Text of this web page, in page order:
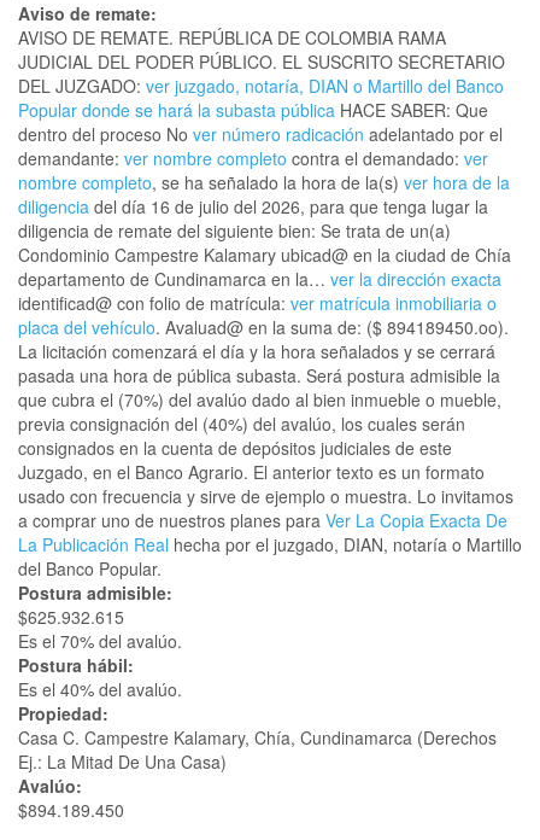
Aviso de remate:
AVISO DE REMATE. REPÚBLICA DE COLOMBIA RAMA
JUDICIAL DEL PODER PÚBLICO. EL SUSCRITO SECRETARIO
DEL JUZGADO: ver juzgado, notaría, DIAN o Martillo del Banco
Popular donde se hará la subasta pública HACE SABER: Que
dentro del proceso No ver número radicación adelantado por el
demandante: ver nombre completo contra el demandado: ver
nombre completo, se ha señalado la hora de la(s) ver hora de la
diligencia del día 16 de julio del 2026, para que tenga lugar la
diligencia de remate del siguiente bien: Se trata de un(a)
Condominio Campestre Kalamary ubicad@ en la ciudad de Chía
departamento de Cundinamarca en la… ver la dirección exacta
identificad@ con folio de matrícula: ver matrícula inmobiliaria o
placa del vehículo. Avaluad@ en la suma de: ($ 894189450.oo).
La licitación comenzará el día y la hora señalados y se cerrará
pasada una hora de pública subasta. Será postura admisible la
que cubra el (70%) del avalúo dado al bien inmueble o mueble,
previa consignación del (40%) del avalúo, los cuales serán
consignados en la cuenta de depósitos judiciales de este
Juzgado, en el Banco Agrario. El anterior texto es un formato
usado con frecuencia y sirve de ejemplo o muestra. Lo invitamos
a comprar uno de nuestros planes para Ver La Copia Exacta De
La Publicación Real hecha por el juzgado, DIAN, notaría o Martillo
del Banco Popular.
Postura admisible:
$625.932.615
Es el 70% del avalúo.
Postura hábil:
Es el 40% del avalúo.
Propiedad:
Casa C. Campestre Kalamary, Chía, Cundinamarca (Derechos
Ej.: La Mitad De Una Casa)
Avalúo:
$894.189.450